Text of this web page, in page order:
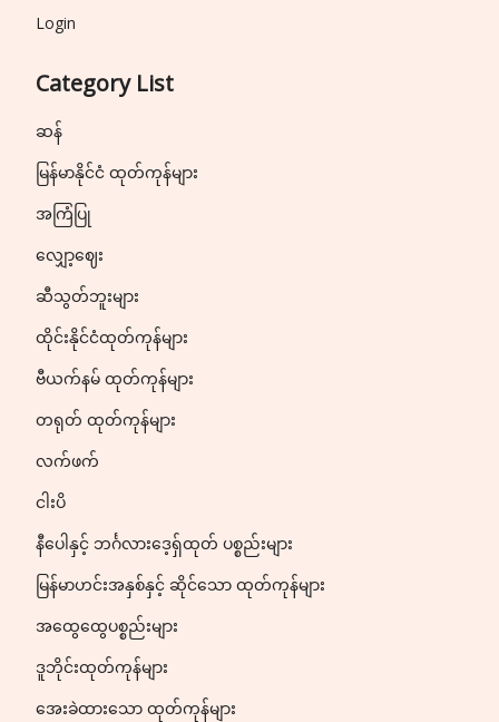
Login
Category List
ဆန်
မြန်မာနိုင်ငံ ထုတ်ကုန်များ
အကြံပြု
လျှော့ဈေး
ဆီသွတ်ဘူးများ
ထိုင်းနိုင်ငံထုတ်ကုန်များ
ဗီယက်နမ် ထုတ်ကုန်များ
တရုတ် ထုတ်ကုန်များ
လက်ဖက်
ငါးပိ
နီပေါနှင့် ဘင်္ဂလားဒေ့ရှ်ထုတ် ပစ္စည်းများ
မြန်မာဟင်းအနှစ်နှင့် ဆိုင်သော ထုတ်ကုန်များ
အထွေထွေပစ္စည်းများ
ဒူဘိုင်းထုတ်ကုန်များ
အေးခဲထားသော ထုတ်ကုန်များ